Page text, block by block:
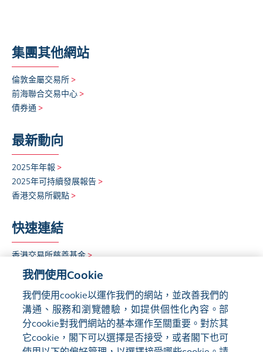
集團其他網站
倫敦金屬交易所>
前海聯合交易中心>
債券通 >
最新動向
2025年年報 >
2025年可持續發展報告>
香港交易所觀點>
快速連結
香港交易所慈善基金>
可持續發展>
招聘欄 >
我們使用Cookie
我們使用cookie以運作我們的網站，並改善我們的
溝通、服務和瀏覽體驗，如提供個性化內容。部
分cookie對我們網站的基本運作至關重要。對於其
它cookie，閣下可以選擇是否接受，或者閣下也可